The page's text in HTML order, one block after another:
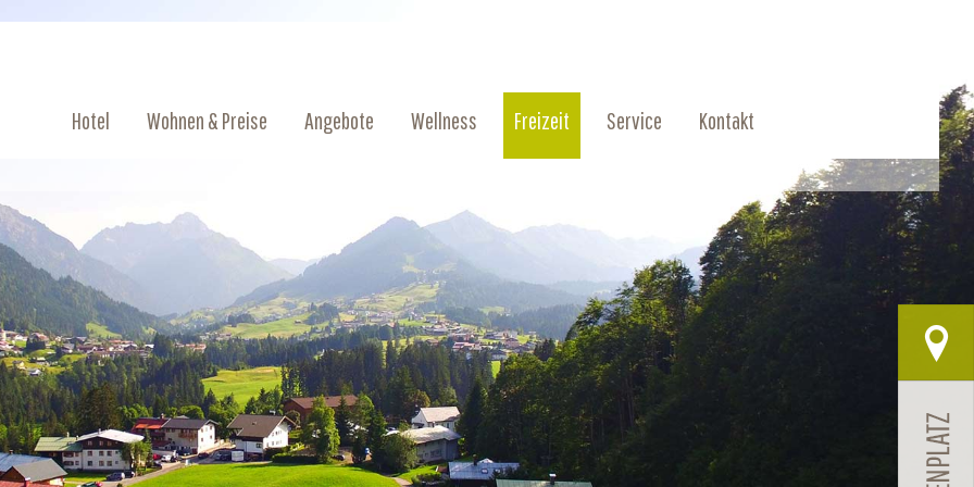
Hotel Wohnen & Preise Angebote Wellness Freizeit Service Kontakt